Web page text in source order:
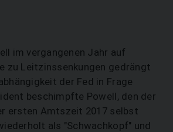
im vergangenen Jahr auf
zu Leitzinssenkungen gedrängt
der Fed in Frage
beschimpfte Powell, den der
ersten Amtszeit 2017 selbst
als "Schwachkopf" und